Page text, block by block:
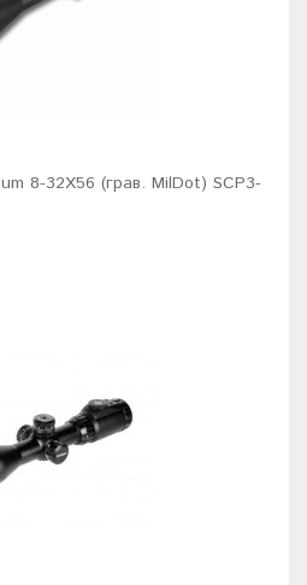
8-32X56 (грав. MilDot) SCP3-